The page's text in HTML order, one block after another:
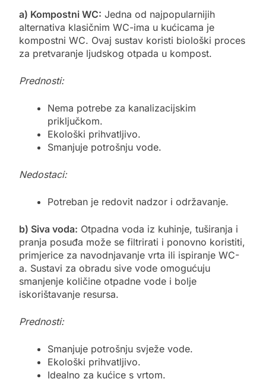
a) Kompostni WC: Jedna od najpopularnijih
alternativa klasičnim WC-ima u kućicama je
kompostni WC. Ovaj sustav koristi biološki proces
za pretvaranje ljudskog otpada u kompost.
Prednosti:
Nema potrebe za kanalizacijskim
priključkom.
Ekološki prihvatljivo.
Smanjuje potrošnju vode.
Nedostaci:
Potreban je redovit nadzor i održavanje.
b) Siva voda: Otpadna voda iz kuhinje, tuširanja i
pranja posuđa može se filtrirati i ponovno koristiti,
primjerice za navodnjavanje vrta ili ispiranje WC-
a. Sustavi za obradu sive vode omogućuju
smanjenje količine otpadne vode i bolje
iskorištavanje resursa.
Prednosti:
Smanjuje potrošnju svježe vode.
Ekološki prihvatljivo.
Idealno za kućice s vrtom.